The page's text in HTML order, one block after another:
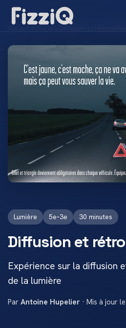
Lumière 5e–3e 30 minutes
Diffusion et
Expérience sur la diffusion
de la lumière
Par Antoine Hupelier · Mis à jour